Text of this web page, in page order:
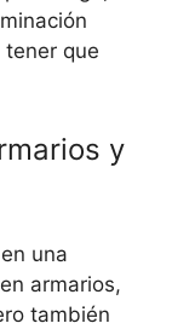
que
y
una
armarios,
también